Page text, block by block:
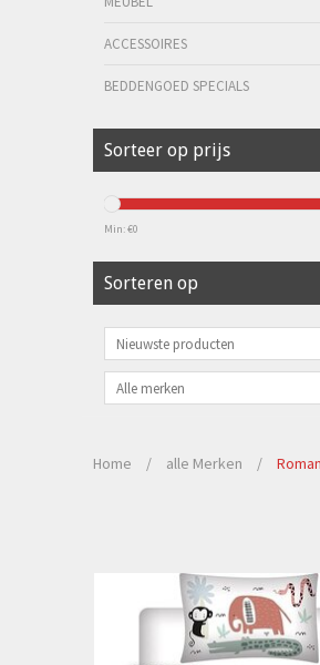
ACCESSOIRES
BEDDENGOED SPECIALS
Sorteer op prijs
Min: €0
Sorteren op
Home / alle Merken /